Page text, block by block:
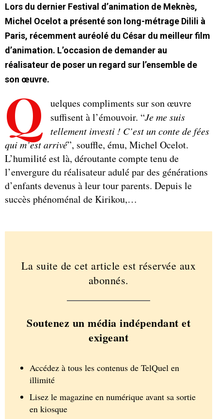
Lors du dernier Festival d’animation de Meknès,
Michel Ocelot a présenté son long-métrage Dilili à
Paris, récemment auréolé du César du meilleur film
d’animation. L’occasion de demander au
réalisateur de poser un regard sur l’ensemble de
son œuvre.
Q
uelques compliments sur son œuvre
suffisent à l’émouvoir. “Je me suis
tellement investi ! C’est un conte de fées
qui m’est arrivé”, souffle, ému, Michel Ocelot.
L’humilité est là, déroutante compte tenu de
l’envergure du réalisateur adulé par des générations
d’enfants devenus à leur tour parents. Depuis le
succès phénoménal de Kirikou,…
La suite de cet article est réservée aux
abonnés.
Soutenez un média indépendant et
exigeant
Accédez à tous les contenus de TelQuel en
illimité
Lisez le magazine en numérique avant sa sortie
en kiosque